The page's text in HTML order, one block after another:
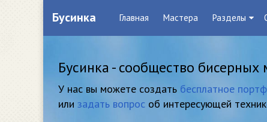
Бусинка Главная Мастера Разделы
Бусинка - сообщество бисерных
У нас вы можете создать бесплатное
или задать вопрос об интересующей